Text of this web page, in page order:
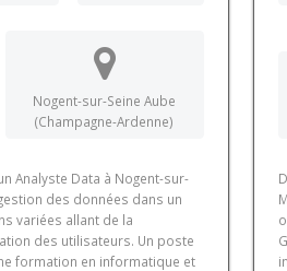
Nogent-sur-Seine Aube
(Champagne-Ardenne)
Analyste Data à Nogent-sur-
des données dans un
variées allant de la
des utilisateurs. Un poste
formation en informatique et